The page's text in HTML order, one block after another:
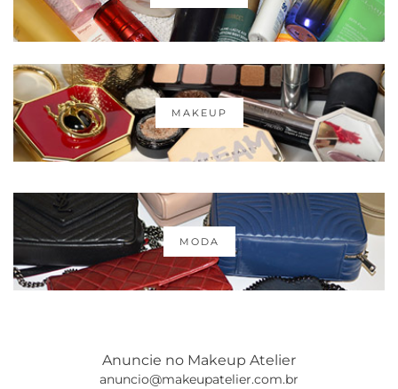
MAKEUP
MODA
Anuncie no Makeup Atelier
anuncio@makeupatelier.com.br